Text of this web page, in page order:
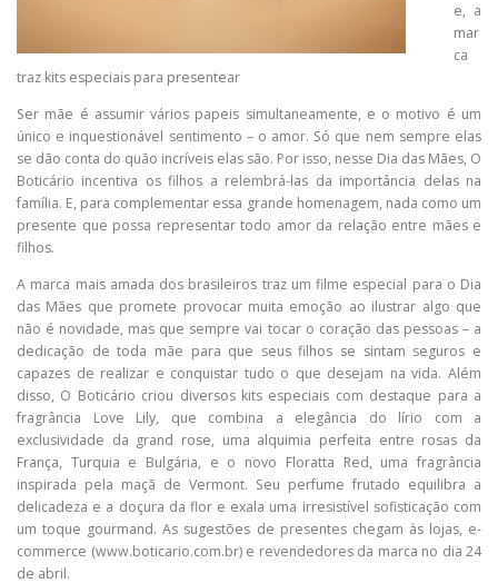
e, a
mar
ca
traz kits especiais para presentear
Ser mãe é assumir vários papeis simultaneamente, e o motivo é um
único e inquestionável sentimento – o amor. Só que nem sempre elas
se dão conta do quão incríveis elas são. Por isso, nesse Dia das Mães, O
Boticário incentiva os filhos a relembrá-las da importância delas na
família. E, para complementar essa grande homenagem, nada como um
presente que possa representar todo amor da relação entre mães e
filhos.
A marca mais amada dos brasileiros traz um filme especial para o Dia
das Mães que promete provocar muita emoção ao ilustrar algo que
não é novidade, mas que sempre vai tocar o coração das pessoas – a
dedicação de toda mãe para que seus filhos se sintam seguros e
capazes de realizar e conquistar tudo o que desejam na vida. Além
disso, O Boticário criou diversos kits especiais com destaque para a
fragrância Love Lily, que combina a elegância do lírio com a
exclusividade da grand rose, uma alquimia perfeita entre rosas da
França, Turquia e Bulgária, e o novo Floratta Red, uma fragrância
inspirada pela maçã de Vermont. Seu perfume frutado equilibra a
delicadeza e a doçura da flor e exala uma irresistível sofisticação com
um toque gourmand. As sugestões de presentes chegam às lojas, e-
commerce (www.boticario.com.br) e revendedores da marca no dia 24
de abril.